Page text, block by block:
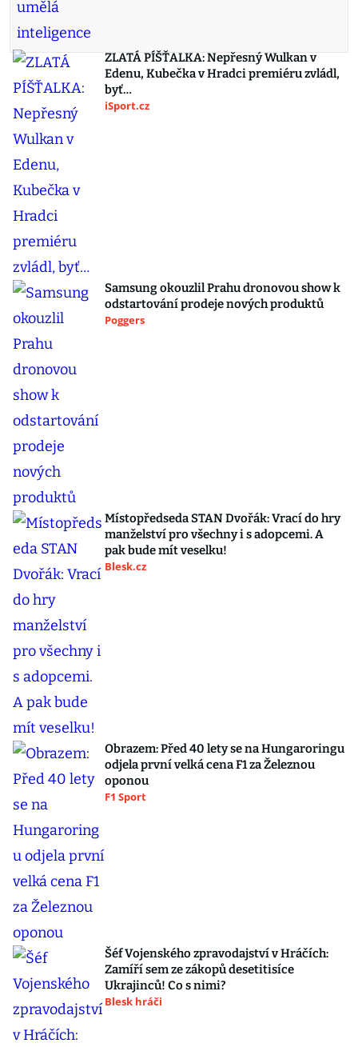
ZLATÁ PÍŠŤALKA: Nepřesný Wulkan v
Edenu, Kubečka v Hradci premiéru zvládl,
byť…
iSport.cz
Samsung okouzlil Prahu dronovou show k
odstartování prodeje nových produktů
Poggers
Místopředseda STAN Dvořák: Vrací do hry
manželství pro všechny i s adopcemi. A
pak bude mít veselku!
Blesk.cz
Obrazem: Před 40 lety se na Hungaroringu
odjela první velká cena F1 za Železnou
oponou
F1 Sport
Šéf Vojenského zpravodajství v Hráčích:
Zamíří sem ze zákopů desetitisíce
Ukrajinců! Co s nimi?
Blesk hráči